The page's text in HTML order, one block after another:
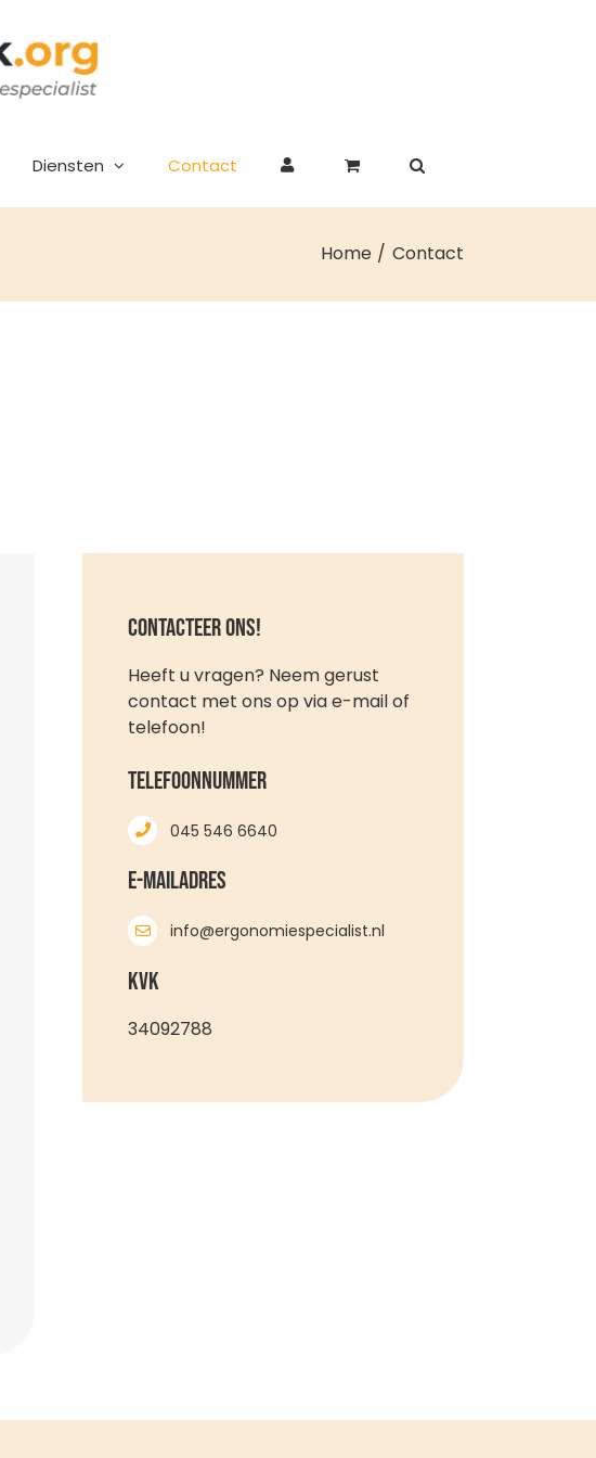
Diensten Contact
Home Contact
Contacteer ons!
Heeft u vragen? Neem gerust
contact met ons op via e-mail of
telefoon!
Telefoonnummer
045 546 6640
E-mailadres
info@ergonomiespecialist.nl
KVK
34092788